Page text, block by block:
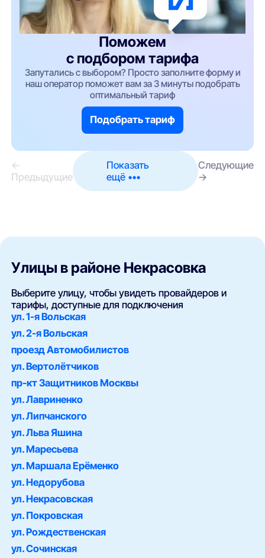
Поможем
с подбором тарифа
Запутались с выбором? Просто заполните форму и
наш оператор поможет вам за 3 минуты подобрать
оптимальный тариф
Подобрать тариф
←
Предыдущие
Показать
ещё •••
Следующие
→
Улицы в районе Некрасовка
Выберите улицу, чтобы увидеть провайдеров и
тарифы, доступные для подключения
ул. 1-я Вольская
ул. 2-я Вольская
проезд Автомобилистов
ул. Вертолётчиков
пр-кт Защитников Москвы
ул. Лавриненко
ул. Липчанского
ул. Льва Яшина
ул. Маресьева
ул. Маршала Ерёменко
ул. Недорубова
ул. Некрасовская
ул. Покровская
ул. Рождественская
ул. Сочинская